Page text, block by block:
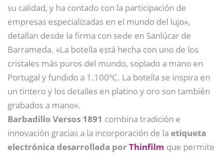
su calidad, y ha contado con la participación de
empresas especializadas en el mundo del lujo»,
detallan desde la firma con sede en Sanlúcar de
Barrameda. «La botella está hecha con uno de los
cristales más puros del mundo, soplado a mano en
Portugal y fundido a 1.100ºC. La botella se inspira en
un tintero y los detalles en platino y oro son también
grabados a mano».
Barbadillo Versos 1891 combina tradición e
innovación gracias a la incorporación de la etiqueta
electrónica desarrollada porThinfilm que permite